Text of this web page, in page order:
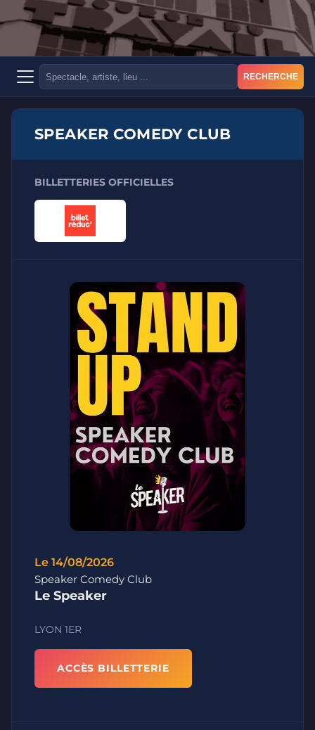
RECHERCHE
SPEAKER COMEDY CLUB
BILLETTERIES OFFICIELLES
Le 14/08/2026
Speaker Comedy Club
Le Speaker
LYON 1ER
ACCÈS BILLETTERIE